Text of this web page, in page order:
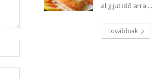
alig jut idő arra,...
Továbbiak